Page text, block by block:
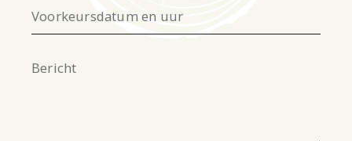
Voorkeursdatum en uur
Bericht